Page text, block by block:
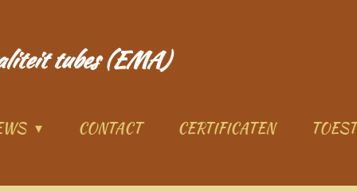
tubes (EMA)
CONTACT CERTIFICATEN